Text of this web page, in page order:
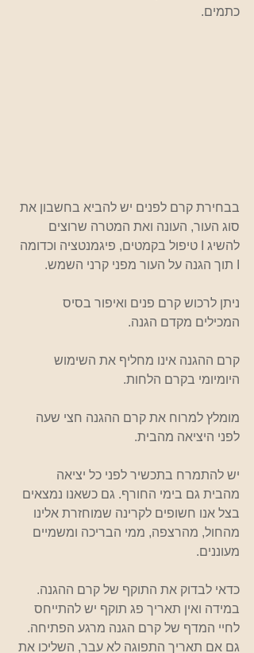
כתמים.
בבחירת קרם לפנים יש להביא בחשבון את
סוג העור, העונה ואת המטרה שרוצים
להשיג I טיפול בקמטים, פיגמנטציה וכדומה
ניתן לרכוש קרם פנים ואיפור בסיס
המכילים מקדם הגנה.
קרם ההגנה אינו מחליף את השימוש
היומיומי בקרם הלחות.
מומלץ למרוח את קרם ההגנה חצי שעה
לפני היציאה מהבית.
יש להתמרח בתכשיר לפני כל יציאה
מהבית גם בימי החורף. גם כשאנו נמצאים
בצל אנו חשופים לקרינה שמוחזרת אלינו
מהחול, מהרצפה, ממי הבריכה ומשמיים
מעוננים.
כדאי לבדוק את התוקף של קרם ההגנה.
במידה ואין תאריך פג תוקף יש להתייחס
לחיי המדף של קרם הגנה מרגע הפתיחה.
גם אם תאריך התפוגה לא עבר, השליכו את